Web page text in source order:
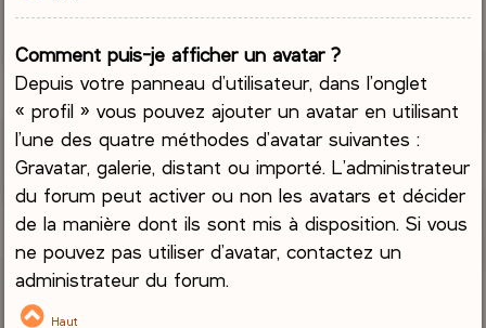
Comment puis-je afficher un avatar ?
Depuis votre panneau d’utilisateur, dans l’onglet
« profil » vous pouvez ajouter un avatar en utilisant
l’une des quatre méthodes d’avatar suivantes :
Gravatar, galerie, distant ou importé. L’administrateur
du forum peut activer ou non les avatars et décider
de la manière dont ils sont mis à disposition. Si vous
ne pouvez pas utiliser d’avatar, contactez un
administrateur du forum.
Haut